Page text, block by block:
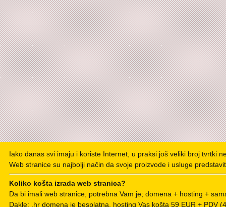
Iako danas svi imaju i koriste Internet, u praksi još veliki broj tvrtki
Web stranice su najbolji način da svoje proizvode i usluge
Koliko košta izrada web stranica?
Da bi imali web stranice, potrebna Vam je; domena + hosting +
Dakle: .hr domena je besplatna, hosting Vas košta 59 EUR + PDV